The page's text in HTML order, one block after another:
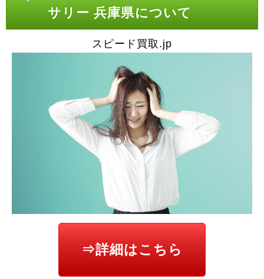
サリー 兵庫県について
スピード買取.jp
⇒詳細はこちら